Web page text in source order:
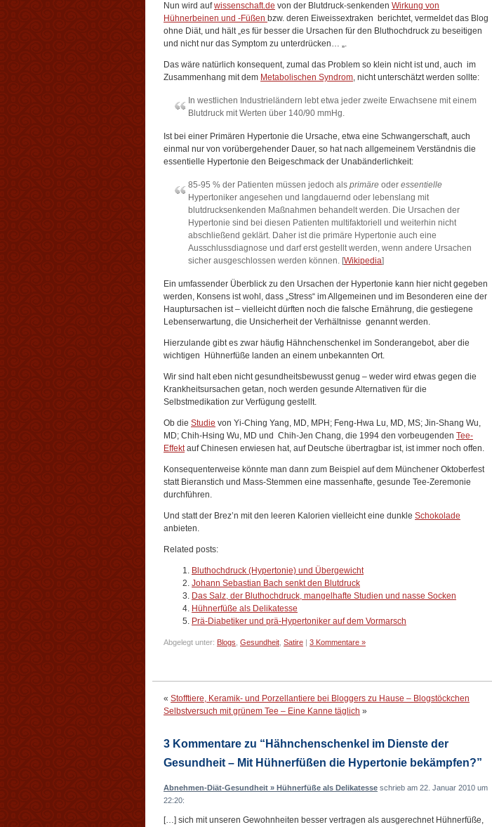
Nun wird aufwissenschaft.de von der Blutdruck-senkenden Wirkung von
Hühnerbeinen und -Füßen bzw. deren Eiweissextraken berichtet, vermeldet das Blog
ohne Diät, und hält „es für besser die Ursachen für den Bluthochdruck zu beseitigen
und nicht nur das Symptom zu unterdrücken… „.
Das wäre natürlich konsequent, zumal das Problem so klein nicht ist und, auch im
Zusammenhang mit dem Metabolischen Syndrom, nicht unterschätzt werden sollte:
In westlichen Industrieländern lebt etwa jeder zweite Erwachsene mit einem
Blutdruck mit Werten über 140/90 mmHg.
Ist bei einer Primären Hypertonie die Ursache, etwa eine Schwangerschaft, auch
einmal nur von vorübergehender Dauer, so hat nach allgemeinem Verständnis die
essentielle Hypertonie den Beigeschmack der Unabänderlichkeit:
85-95 % der Patienten müssen jedoch als primäre oder essentielle
Hypertoniker angesehen und langdauernd oder lebenslang mit
blutdrucksenkenden Maßnahmen behandelt werden. Die Ursachen der
Hypertonie sind bei diesen Patienten multifaktoriell und weiterhin nicht
abschließend geklärt. Daher ist die primäre Hypertonie auch eine
Ausschlussdiagnose und darf erst gestellt werden, wenn andere Ursachen
sicher ausgeschlossen werden können. [Wikipedia]
Ein umfassender Überblick zu den Ursachen der Hypertonie kann hier nicht gegeben
werden, Konsens ist wohl, dass „Stress“ im Allgemeinen und im Besonderen eine der
Hauptursachen ist – vielleicht dürften noch die falsche Ernährung, die gestiegene
Lebenserwartung, die Unsicherheit der Verhältnisse genannt werden.
Hierzulande gibt es zwar häufig Hähnchenschenkel im Sonderangebot, aber die
wichtigen Hühnerfüße landen an einem unbekannten Ort.
Wir sind halt eben nicht gesundheitsbewusst genug – weder wird etwas gegen die
Krankheitsursachen getan, noch werden gesunde Alternativen für die
Selbstmedikation zur Verfügung gestellt.
Ob die Studie von Yi-Ching Yang, MD, MPH; Feng-Hwa Lu, MD, MS; Jin-Shang Wu,
MD; Chih-Hsing Wu, MD und Chih-Jen Chang, die 1994 den vorbeugenden Tee-
Effektauf Chinesen erwiesen hat, auf Deutsche übertragbar ist, ist immer noch offen.
Konsequenterweise könnte man dann zum Beispiel auf dem Münchener Oktoberfest
statt Bieranstich und Mass-Stemmen eine massenhafte, gesunde Tee-Zeremonie
durchführen.
Und statt der Brez’n mit den leeren Kalorien vielleicht eine dunkle Schokolade
anbieten.
Related posts:
Bluthochdruck (Hypertonie) und Übergewicht
Johann Sebastian Bach senkt den Blutdruck
Das Salz, der Bluthochdruck, mangelhafte Studien und nasse Socken
Hühnerfüße als Delikatesse
Prä-Diabetiker und prä-Hypertoniker auf dem Vormarsch
Abgelegt unter: Blogs Gesundheit Satire | 3 Kommentare »
« Stofftiere, Keramik- und Porzellantiere bei Bloggers zu Hause – Blogstöckchen
Selbstversuch mit grünem Tee – Eine Kanne täglich »
3 Kommentare zu “Hähnchenschenkel im Dienste der
Gesundheit – Mit Hühnerfüßen die Hypertonie bekämpfen?”
Abnehmen-Diät-Gesundheit » Hühnerfüße als Delikatesse schrieb am 22. Januar 2010 um
22:20:
[…] sich mit unseren Gewohnheiten besser vertragen als ausgerechnet Hühnerfüße,